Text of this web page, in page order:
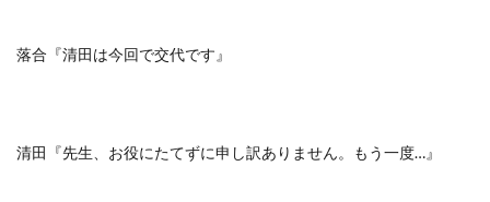
落合『清田は今回で交代です』
清田『先生、お役にたてずに申し訳ありません。もう一度…』